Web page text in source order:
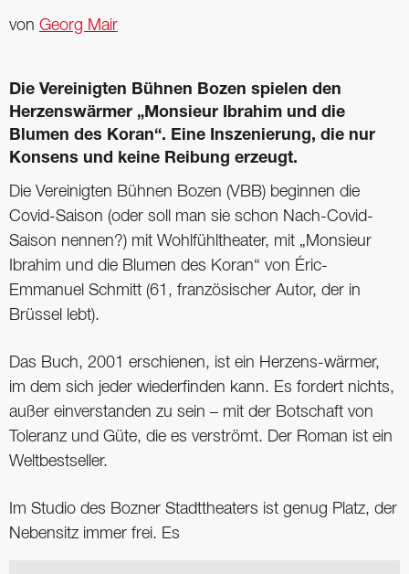
von Georg Mair
Die Vereinigten Bühnen Bozen spielen den
Herzenswärmer „Monsieur Ibrahim und die
Blumen des Koran“. Eine Inszenierung, die nur
Konsens und keine Reibung erzeugt.
Die Vereinigten Bühnen Bozen (VBB) beginnen die
Covid-Saison (oder soll man sie schon Nach-Covid-
Saison nennen?) mit Wohlfühltheater, mit „Monsieur
Ibrahim und die Blumen des Koran“ von Éric-
Emmanuel Schmitt (61, französischer Autor, der in
Brüssel lebt).
Das Buch, 2001 erschienen, ist ein Herzens-wärmer,
im dem sich jeder wiederfinden kann. Es fordert nichts,
außer einverstanden zu sein – mit der Botschaft von
Toleranz und Güte, die es verströmt. Der Roman ist ein
Weltbestseller.
Im Studio des Bozner Stadttheaters ist genug Platz, der
Nebensitz immer frei. Es